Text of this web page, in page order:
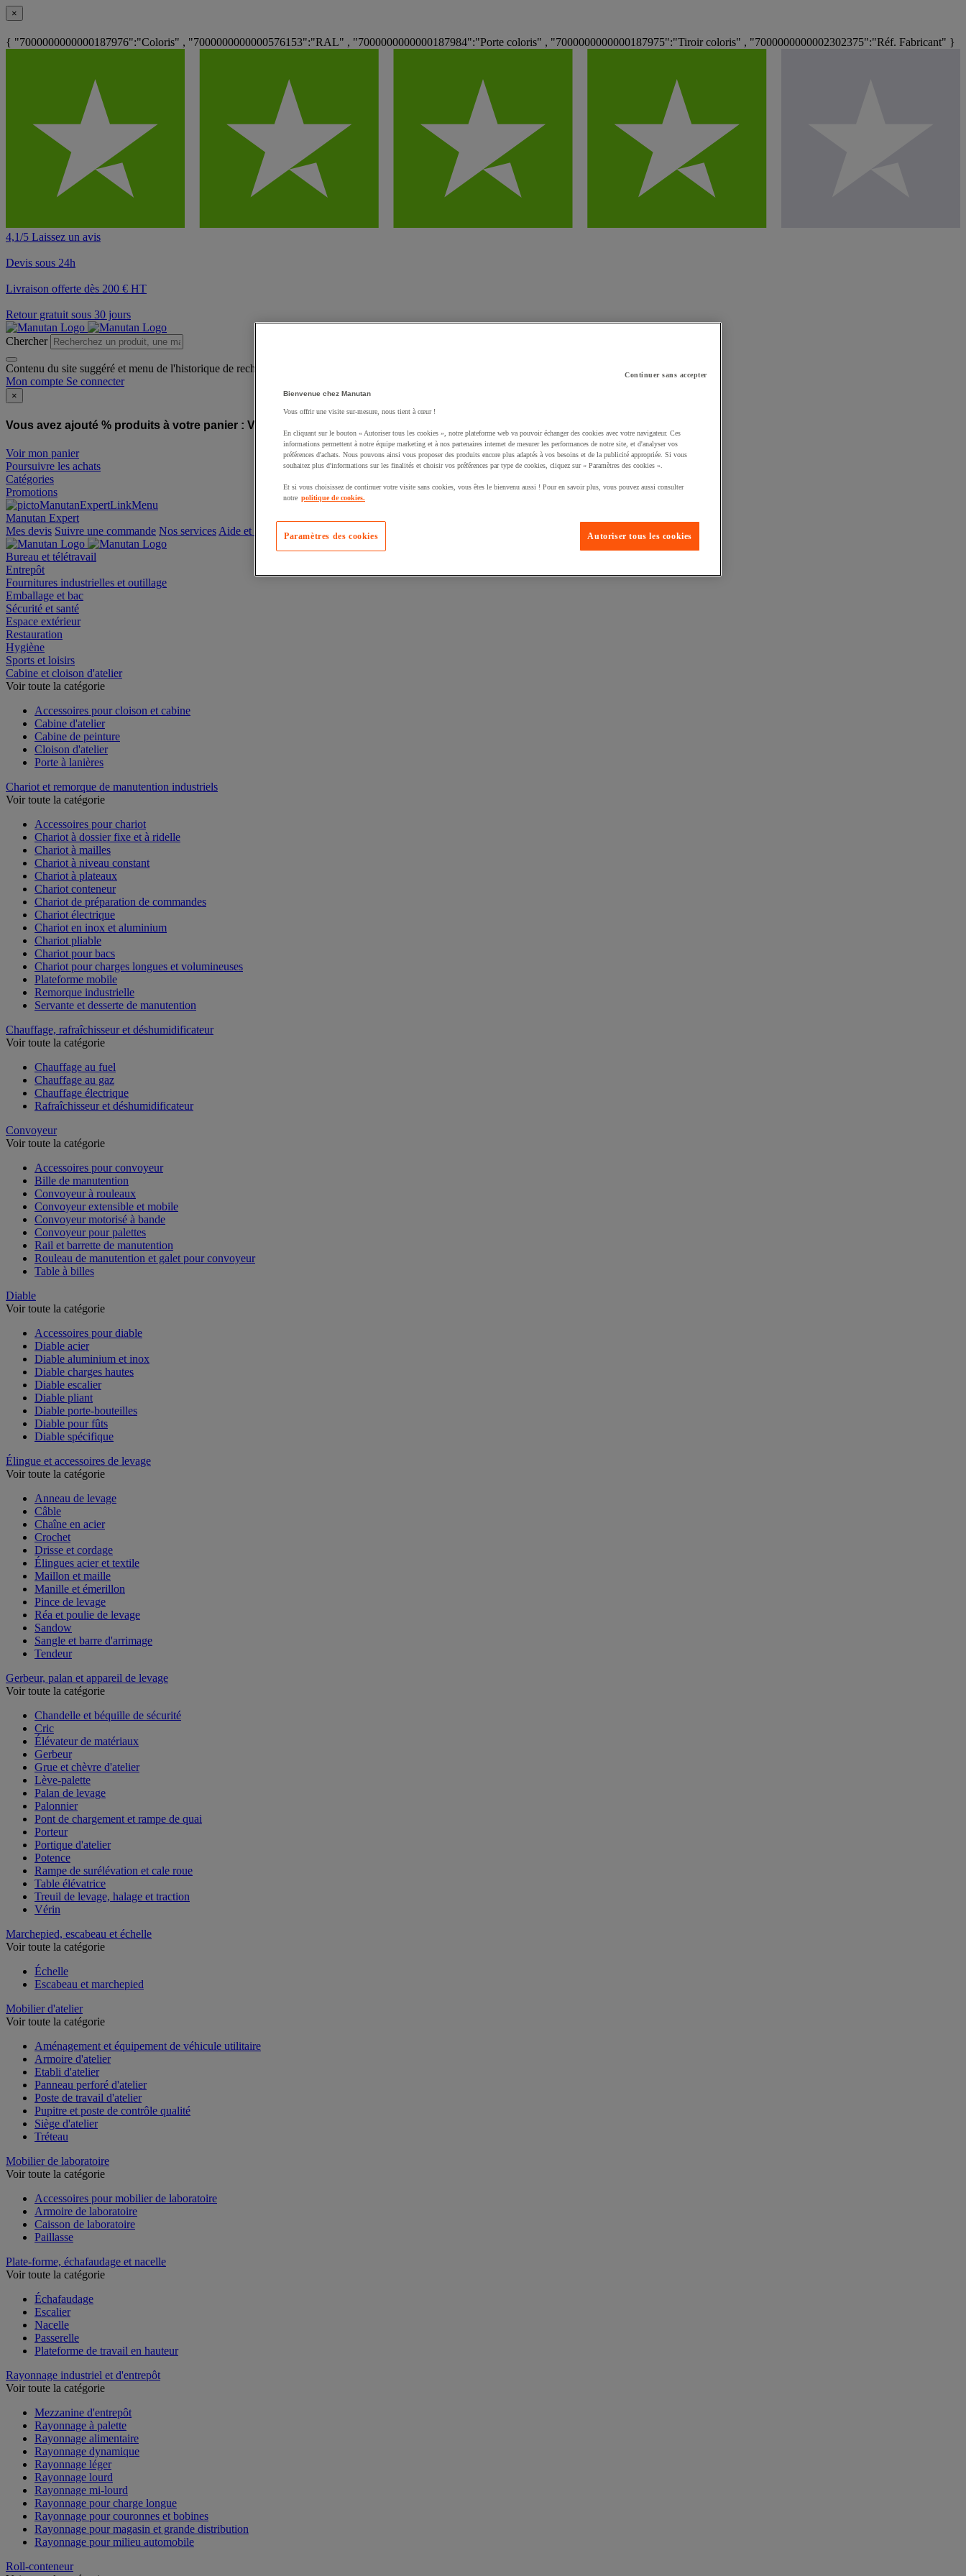
×
{ "7000000000000187976":"Coloris" , "7000000000000576153":"RAL" , "7000000000000187984":"Porte coloris" , "7000000000000187975":"Tiroir coloris" , "7000000000002302375":"Réf. Fabricant" }
4,1/5 Laissez un avis
Devis sous 24h
Livraison offerte dès 200 € HT
Retour gratuit sous 30 jours
Chercher
Contenu du site suggéré et menu de l'historique de recherche
Mon compte Se connecter
×
Vous avez ajouté % produits à votre panier : Vous avez ajouté un produit à votre panier :
Voir mon panier
Poursuivre les achats
Catégories
Promotions
Manutan Expert
offre reconditionnée
Mes devis Suivre une commande Nos services Aide et contact
Bureau et télétravail
Entrepôt
Fournitures industrielles et outillage
Emballage et bac
Sécurité et santé
Espace extérieur
Restauration
Hygiène
Sports et loisirs
Cabine et cloison d'atelier
Accessoires pour cloison et cabine
Cabine d'atelier
Cabine de peinture
Cloison d'atelier
Chariot et remorque de manutention industriels
Accessoires pour chariot
Chariot à dossier fixe et à ridelle
Chariot à mailles
Chariot à niveau constant
Chariot à plateaux
Chariot conteneur
Chariot de préparation de commandes
Chariot électrique
Chariot en inox et aluminium
Chariot pliable
Chariot pour bacs
Chariot pour charges longues et volumineuses
Plateforme mobile
Remorque industrielle
Chauffage, rafraîchisseur et déshumidificateur
Chauffage au fuel
Chauffage au gaz
Chauffage électrique
Convoyeur
Accessoires pour convoyeur
Bille de manutention
Convoyeur à rouleaux
Convoyeur extensible et mobile
Convoyeur motorisé à bande
Convoyeur pour palettes
Rail et barrette de manutention
Rouleau de manutention et galet pour convoyeur
Diable
Accessoires pour diable
Diable acier
Diable aluminium et inox
Diable charges hautes
Diable escalier
Diable pliant
Diable porte-bouteilles
Diable pour fûts
Élingue et accessoires de levage
Anneau de levage
Câble
Chaîne en acier
Crochet
Drisse et cordage
Élingues acier et textile
Maillon et maille
Manille et émerillon
Pince de levage
Réa et poulie de levage
Sandow
Sangle et barre d'arrimage
Gerbeur, palan et appareil de levage
Chandelle et béquille de sécurité
Cric
Élévateur de matériaux
Gerbeur
Grue et chèvre d'atelier
Lève-palette
Palan de levage
Palonnier
Pont de chargement et rampe de quai
Porteur
Portique d'atelier
Potence
Rampe de surélévation et cale roue
Table élévatrice
Treuil de levage, halage et traction
Marchepied, escabeau et échelle
Échelle
Mobilier d'atelier
Aménagement et équipement de véhicule utilitaire
Armoire d'atelier
Etabli d'atelier
Panneau perforé d'atelier
Poste de travail d'atelier
Pupitre et poste de contrôle qualité
Siège d'atelier
Mobilier de laboratoire
Accessoires pour mobilier de laboratoire
Armoire de laboratoire
Caisson de laboratoire
Plate-forme, échafaudage et nacelle
Échafaudage
Escalier
Nacelle
Passerelle
Rayonnage industriel et d'entrepôt
Mezzanine d'entrepôt
Rayonnage à palette
Rayonnage alimentaire
Rayonnage dynamique
Rayonnage léger
Rayonnage lourd
Rayonnage mi-lourd
Rayonnage pour charge longue
Rayonnage pour couronnes et bobines
Rayonnage pour magasin et grande distribution
Continuer sans accepter
Bienvenue chez Manutan
Vous offrir une visite sur-mesure, nous tient à cœur !
En cliquant sur le bouton « Autoriser tous les cookies », notre plateforme web va pouvoir échanger des cookies avec votre navigateur. Ces
informations permettent à notre équipe marketing et à nos partenaires internet de mesurer les performances de notre site, et d'analyser vos
préférences d'achats. Nous pouvons ainsi vous proposer des produits encore plus adaptés à vos besoins et de la publicité appropriée. Si vous
souhaitez plus d'informations sur les finalités et choisir vos préférences par type de cookies, cliquez sur « Paramètres des cookies ».
Et si vous choisissez de continuer votre visite sans cookies, vous êtes le bienvenu aussi ! Pour en savoir plus, vous pouvez aussi consulter
notre politique de cookies.
Autoriser tous les cookies
Paramètres des cookies